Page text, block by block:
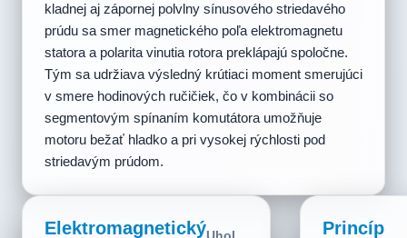
kladnej aj zápornej polvlny sínusového striedavého
prúdu sa smer magnetického poľa elektromagnetu
statora a polarita vinutia rotora preklápajú spoločne.
Tým sa udržiava výsledný krútiaci moment smerujúci
v smere hodinových ručičiek, čo v kombinácii so
segmentovým spínaním komutátora umožňuje
motoru bežať hladko a pri vysokej rýchlosti pod
striedavým prúdom.
Elektromagnetický
Princíp